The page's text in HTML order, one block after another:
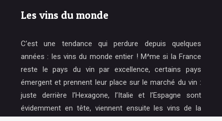
Les vins du monde
C’est une tendance qui perdure depuis quelques
années : les vins du monde entier ! M^me si la France
reste le pays du vin par excellence, certains pays
émergent et prennent leur place sur le marché du vin :
juste derrière l’Hexagone, l’Italie et l’Espagne sont
évidemment en tête, viennent ensuite les vins de la